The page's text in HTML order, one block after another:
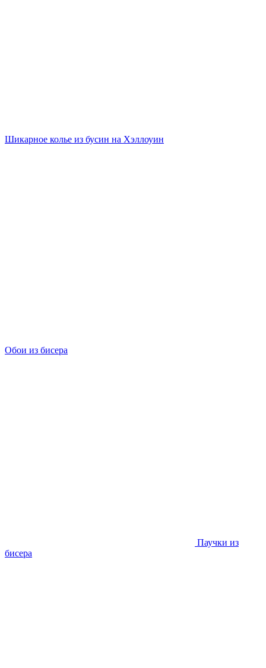
Шикарное колье из бусин на Хэллоуин
Обои из бисера
Паучки из
бисера